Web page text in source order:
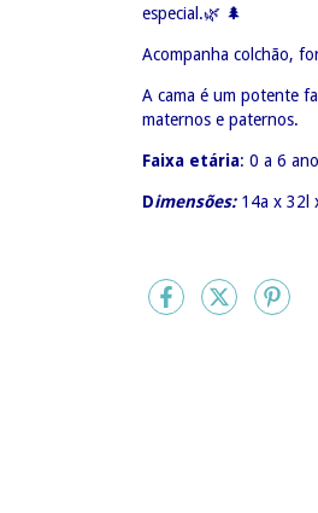
especial.🌿 🌲
Acompanha colchão,
A cama é um potente
maternos e paternos.
Faixa etária: 0 a 6
Dimensões: 14a x 32l